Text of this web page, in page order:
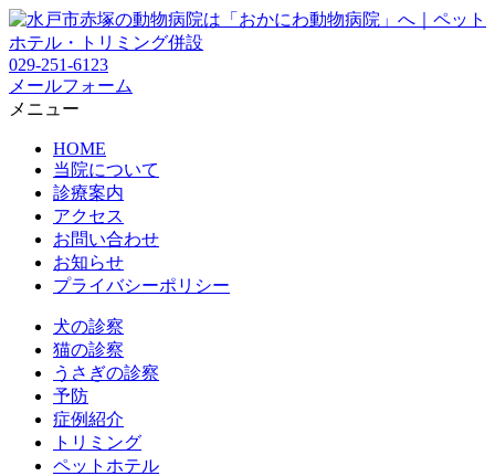
029-251-6123
メールフォーム
メニュー
HOME
当院について
診療案内
アクセス
お問い合わせ
お知らせ
プライバシーポリシー
犬の診察
猫の診察
うさぎの診察
予防
症例紹介
トリミング
ペットホテル